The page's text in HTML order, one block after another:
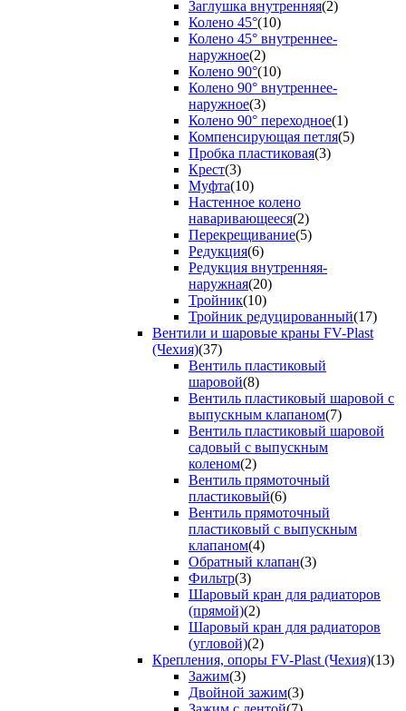
Заглушка внутренняя(2)
Колено 45°(10)
Колено 45° внутреннее-
наружное(2)
Колено 90°(10)
Колено 90° внутреннее-
наружное(3)
Колено 90° переходное(1)
Компенсирующая петля(5)
Пробка пластиковая(3)
Крест(3)
Муфта(10)
Настенное колено
наваривающееся(2)
Перекрещивание(5)
Редукция(6)
Редукция внутренняя-
наружная(20)
Тройник(10)
Тройник редуцированный(17)
Вентили и шаровые краны FV-Plast
(Чехия)(37)
Вентиль пластиковый
шаровой(8)
Вентиль пластиковый шаровой с
выпускным клапаном(7)
Вентиль пластиковый шаровой
садовый с выпускным
коленом(2)
Вентиль прямоточный
пластиковый(6)
Вентиль прямоточный
пластиковый с выпускным
клапаном(4)
Обратный клапан(3)
Фильтр(3)
Шаровый кран для радиаторов
(прямой)(2)
Шаровый кран для радиаторов
(угловой)(2)
Крепления, опоры FV-Plast (Чехия)(13)
Зажим(3)
Двойной зажим(3)